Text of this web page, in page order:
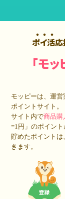
ポイ活
「モッ
モッピーは、運
ポイントサイト。
サイト内で商品購
=1円」のポイント
貯めたポイントは
きます。